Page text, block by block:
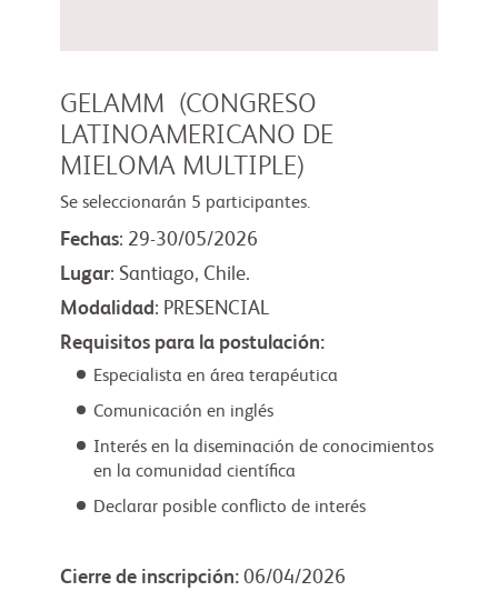
GELAMM (CONGRESO
LATINOAMERICANO DE
MIELOMA MULTIPLE)
Se seleccionarán 5 participantes.
Fechas: 29-30/05/2026
Lugar: Santiago, Chile.
Modalidad : PRESENCIAL
Requisitos para la postulación:
Especialista en área terapéutica
Comunicación en inglés
Interés en la diseminación de conocimientos
en la comunidad científica
Declarar posible conflicto de interés
Cierre de inscripción: 06/04/2026